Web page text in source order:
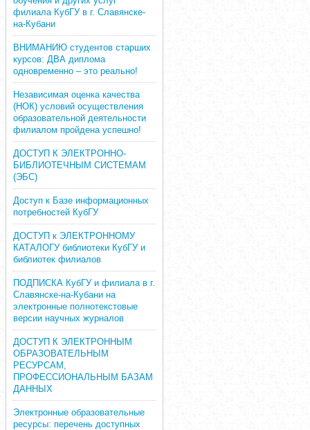
филиала КубГУ в г. Славянске-
на-Кубани
ВНИМАНИЮ студентов старших
курсов: ДВА диплома
одновременно – это реально!
Независимая оценка качества
(НОК) условий осуществления
образовательной деятельности
филиалом пройдена успешно!
ДОСТУП К ЭЛЕКТРОННО-
БИБЛИОТЕЧНЫМ СИСТЕМАМ
(ЭБС)
Доступ к Базе информационных
потребностей КубГУ
ДОСТУП к ЭЛЕКТРОННОМУ
КАТАЛОГУ библиотеки КубГУ и
библиотек филиалов
ПОДПИСКА КубГУ и филиала в г.
Славянске-на-Кубани на
электронные полнотекстовые
версии научных журналов
ДОСТУП К ЭЛЕКТРОННЫМ
ОБРАЗОВАТЕЛЬНЫМ
РЕСУРСАМ,
ПРОФЕССИОНАЛЬНЫМ БАЗАМ
ДАННЫХ
Электронные образовательные
ресурсы: перечень доступных